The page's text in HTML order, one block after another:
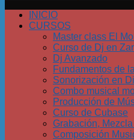
INICIO
CURSOS
Master class El
Curso de Dj en
Dj Avanzado
Fundamentos de
Sonorización en
Combo musical
Producción de
Curso de Cubase
Grabación,
Composición